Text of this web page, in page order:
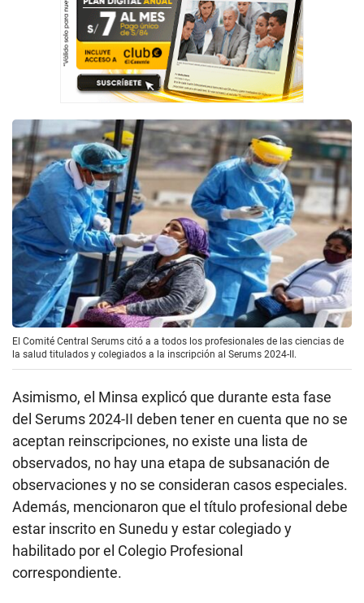
El Comité Central Serums citó a a todos los profesionales de las ciencias de
la salud titulados y colegiados a la inscripción al Serums 2024-II.
Asimismo, el Minsa explicó que durante esta fase
del Serums 2024-II deben tener en cuenta que no se
aceptan reinscripciones, no existe una lista de
observados, no hay una etapa de subsanación de
observaciones y no se consideran casos especiales.
Además, mencionaron que el título profesional debe
estar inscrito en Sunedu y estar colegiado y
habilitado por el Colegio Profesional
correspondiente.